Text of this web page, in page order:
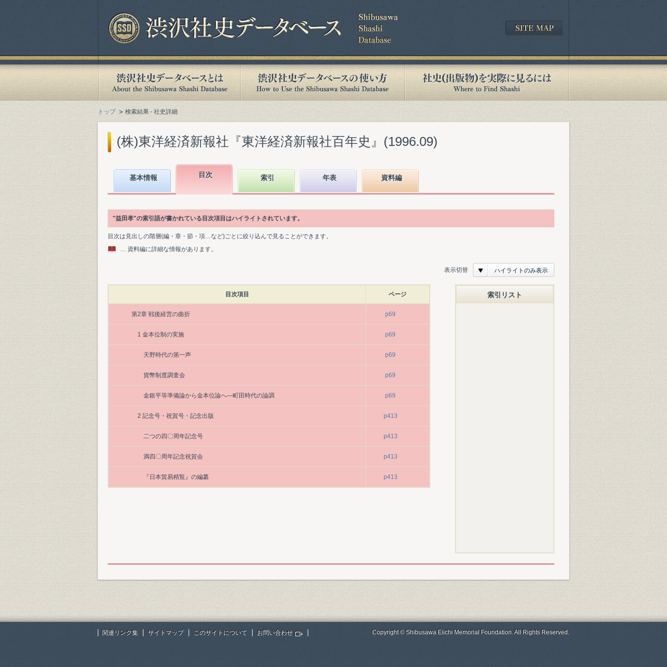
トップ 検索結果 - 社史詳細
(株)東洋経済新報社『東洋経済新報社百年史』(1996.09)
基本情報 目次 索引 年表 資料編
"益田孝"の索引語が書かれている目次項目はハイライトされています。
目次は見出しの階層(編・章・節・項…など)ごとに絞り込んで見ることができます。
… 資料編に詳細な情報があります。
表示切替 ハイライトのみ表示
目次項目 ページ
第2章 戦後経営の曲折 p69
1 金本位制の実施 p69
天野時代の第一声 p69
貨幣制度調査会 p69
金銀平等準備論から金本位論へ―町田時代の論調 p69
2 記念号・祝賀号・記念出版 p413
二つの四〇周年記念号 p413
満四〇周年記念祝賀会 p413
『日本貿易精覧』の編纂 p413
索引リスト
関連リンク集 サイトマップ このサイトについて お問い合わせ Copyright © Shibusawa Eiichi Memorial Foundation. All Rights Reserved.